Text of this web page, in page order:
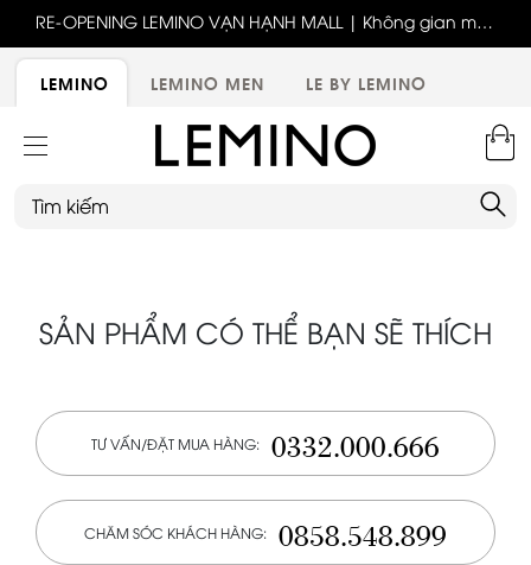
RE-OPENING LEMINO VẠN HẠNH MALL | Không gian mới,
trải nghiệm mới, ưu đãi tri ân đặc biệt
LEMINO
LEMINO MEN LE BY LEMINO
SẢN PHẨM CÓ THỂ BẠN SẼ THÍCH
TƯ VẤN/ĐẶT MUA HÀNG: 0332.000.666
CHĂM SÓC KHÁCH HÀNG: 0858.548.899